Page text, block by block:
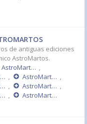
de antiguas ediciones
AstroMartos.
AstroMartos 2014
,
, AstroMartos 2010
,
, AstroMartos 2007
,
,
AstroMartos 2004